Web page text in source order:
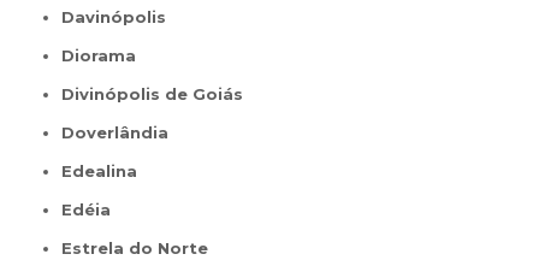
Davinópolis
Diorama
Divinópolis de Goiás
Doverlândia
Edealina
Edéia
Estrela do Norte